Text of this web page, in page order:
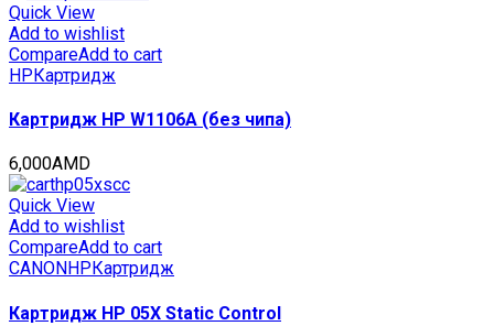
Quick View
Add to wishlist
CompareAdd to cart
HPКартридж
Картридж HP W1106A (без чипа)
6,000AMD
Quick View
Add to wishlist
CompareAdd to cart
CANON HP Картридж
Картридж HP 05X Static Control